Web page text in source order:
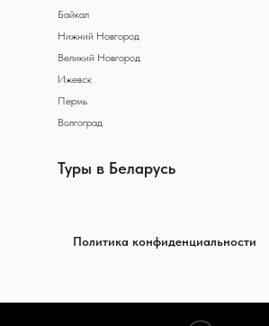
Туры в Беларусь
Байкал
Нижний Новгород
Великий Новгород
Ижевск
Пермь
Волгоград
Политика конфиденциальности